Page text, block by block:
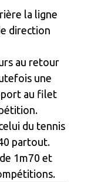
la ligne
direction
au retour
une
au filet
du tennis
partout.
1m70 et